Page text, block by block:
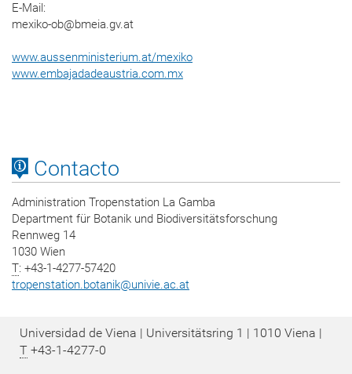
E-Mail:
mexiko-ob@bmeia.gv.at
www.aussenministerium.at/mexiko
www.embajadadeaustria.com.mx
Contacto
Administration Tropenstation La Gamba
Department für Botanik und Biodiversitätsforschung
Rennweg 14
1030 Wien
T: +43-1-4277-57420
tropenstation.botanik@univie.ac.at
Universidad de Viena | Universitätsring 1 | 1010 Viena |
T +43-1-4277-0